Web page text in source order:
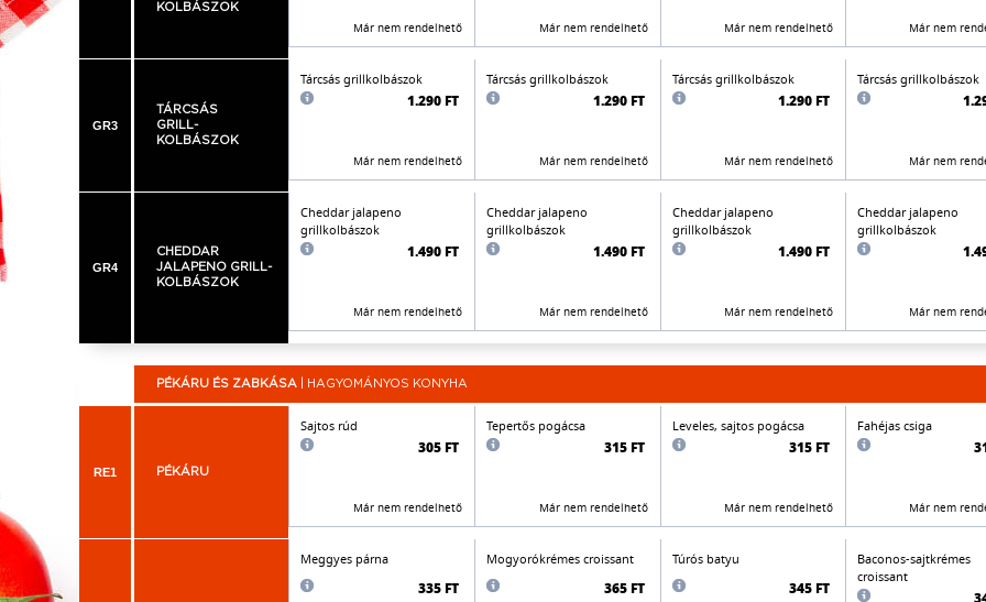
KOLBÁSZOK
Már nem rendelhető Már nem rendelhető Már nem rendelhető Már nem
GR3
TÁRCSÁS
GRILL-
KOLBÁSZOK
Tárcsás grillkolbászok
1.290 FT
Már nem rendelhető
Tárcsás grillkolbászok
1.290 FT
Már nem rendelhető
Tárcsás grillkolbászok
1.290 FT
Már nem rendelhető
Tárcsás grillkolbászok
Már nem
GR4
CHEDDAR
JALAPENO GRILL-
KOLBÁSZOK
Cheddar jalapeno
grillkolbászok
1.490 FT
Már nem rendelhető
Cheddar jalapeno
grillkolbászok
1.490 FT
Már nem rendelhető
Cheddar jalapeno
grillkolbászok
1.490 FT
Már nem rendelhető
Cheddar jalapeno
grillkolbászok
Már nem
PÉKÁRU ÉS ZABKÁSA | HAGYOMÁNYOS KONYHA
RE1 PÉKÁRU
Sajtos rúd
305 FT
Már nem rendelhető
Tepertős pogácsa
315 FT
Már nem rendelhető
Leveles, sajtos pogácsa
315 FT
Már nem rendelhető
Fahéjas csiga
Már nem
Meggyes párna
335 FT
Mogyorókrémes croissant
365 FT
Túrós batyu
345 FT
Baconos-sajtkrémes
croissant